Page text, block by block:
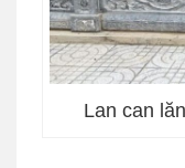
Lan can